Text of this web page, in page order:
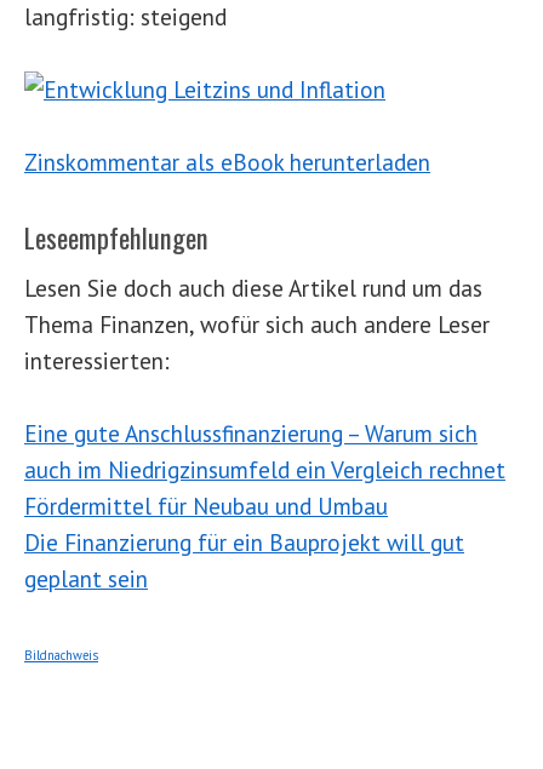
langfristig: steigend
Zinskommentar als eBook herunterladen
Leseempfehlungen
Lesen Sie doch auch diese Artikel rund um das
Thema Finanzen, wofür sich auch andere Leser
interessierten:
Eine gute Anschlussfinanzierung – Warum sich
auch im Niedrigzinsumfeld ein Vergleich rechnet
Fördermittel für Neubau und Umbau
Die Finanzierung für ein Bauprojekt will gut
geplant sein
Bildnachweis